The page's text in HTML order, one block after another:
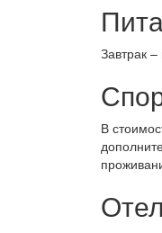
Завтрак
В